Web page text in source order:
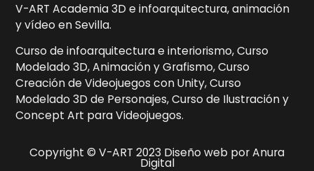
V-ART Academia 3D e infoarquitectura, animación
y vídeo en Sevilla.
Curso de infoarquitectura e interiorismo, Curso
Modelado 3D, Animación y Grafismo, Curso
Creación de Videojuegos con Unity, Curso
Modelado 3D de Personajes, Curso de Ilustración y
Concept Art para Videojuegos.
Copyright © V-ART 2023 Diseño web por Anura
Digital